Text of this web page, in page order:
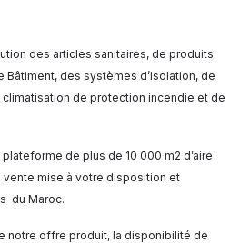
des articles sanitaires, de produits
des systèmes d’isolation, de
de protection incendie et de
plateforme de plus de 10 000 m2 d’aire
mise à votre disposition et
du Maroc.
notre offre produit, la disponibilité de